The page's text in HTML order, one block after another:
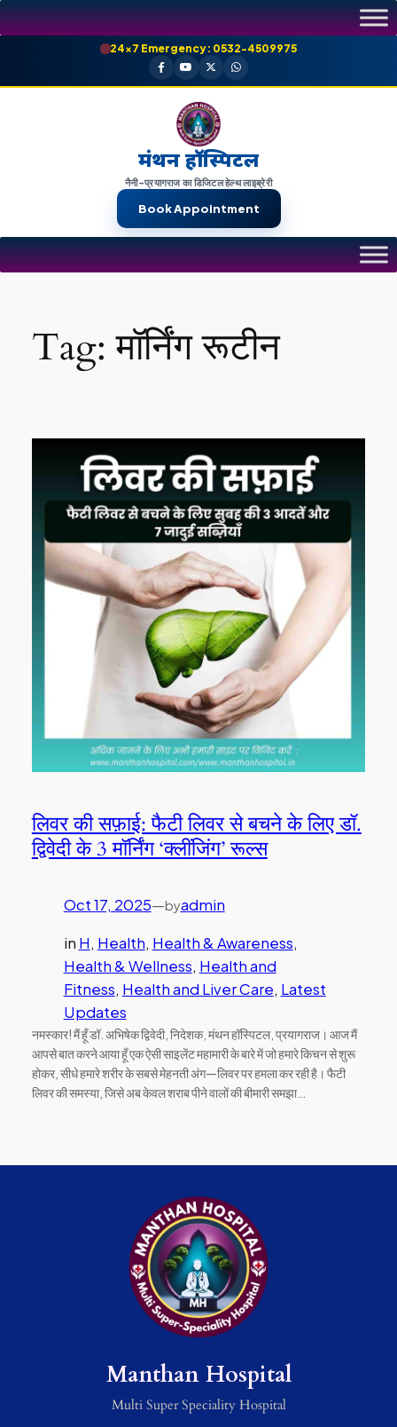
Skip
to
24×7 Emergency: 0532-4509975
मंथन हॉस्पिटल
नैनी-प्रयागराज का डिजिटल हेल्थ लाइब्रेरी
Book Appointment
Tag:मॉर्निंग रूटीन
लिवर की सफ़ाई: फैटी लिवर से बचने के लिए डॉ.
द्विवेदी के 3 मॉर्निंग ‘क्लींजिंग’ रूल्स
Oct 17, 2025—byadmin
in H, Health, Health & Awareness
Health & Wellness, Health and
Fitness, Health and Liver Care, Latest
Updates
नमस्कार! मैं हूँ डॉ. अभिषेक द्विवेदी, निदेशक, मंथन हॉस्पिटल, प्रयागराज। आज मैं
आपसे बात करने आया हूँ एक ऐसी साइलेंट महामारी के बारे में जो हमारे किचन से शुरू
होकर, सीधे हमारे शरीर के सबसे मेहनती अंग—लिवर पर हमला कर रही है। फैटी
लिवर की समस्या, जिसे अब केवल शराब पीने वालों की बीमारी समझा…
Manthan Hospital
Multi Super Speciality Hospital